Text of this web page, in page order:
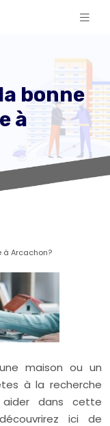
bonne
à
à Arcachon?
maison ou un
à la recherche
aider dans cette
ici de